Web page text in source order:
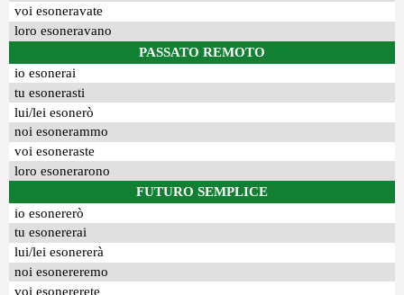
voi esoneravate
loro esoneravano
PASSATO REMOTO
io esonerai
tu esonerasti
lui/lei esonerò
noi esonerammo
voi esoneraste
loro esonerarono
FUTURO SEMPLICE
io esonererò
tu esonererai
lui/lei esonererà
noi esonereremo
voi esonererete